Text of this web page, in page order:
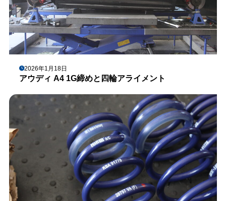
2026年1月18日
アウディ A4 1G締めと四輪アライメント